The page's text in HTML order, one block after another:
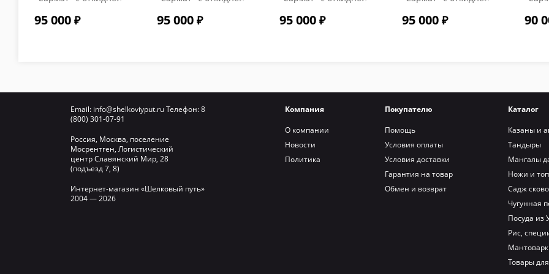
термометром цвет
95 000
термометром цвет
95 000
термометром цвет
95 000
термометром цвет
95 000 90
Email: info@shelkoviyput.ru Телефон: 8
(800) 301-07-91
Россия, Москва, поселение
Мосрентген, Логистический
центр Славянский Мир, 28
(подъезд 7, 8)
Интернет-магазин «Шелковый путь»
2004 — 2026
Компания
О компании
Новости
Политика
Покупателю
Помощь
Условия оплаты
Условия доставки
Гарантия на товар
Обмен и возврат
Каталог
Казаны и
Тандыры
Мангалы
Ножи и
Садж
Чугунная
Посуда из
Рис,
Товары